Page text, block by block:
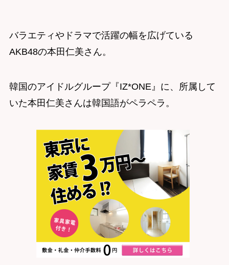
バラエティやドラマで活躍の幅を広げている
AKB48の本田仁美さん。
韓国のアイドルグループ『IZ*ONE』に、所属して
いた本田仁美さんは韓国語がペラペラ。